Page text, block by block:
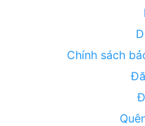
Chính sách